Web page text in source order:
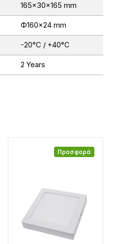
165x30x165 mm
Ф160×24 mm
-20°C / +40°C
2 Years
Προσφορά